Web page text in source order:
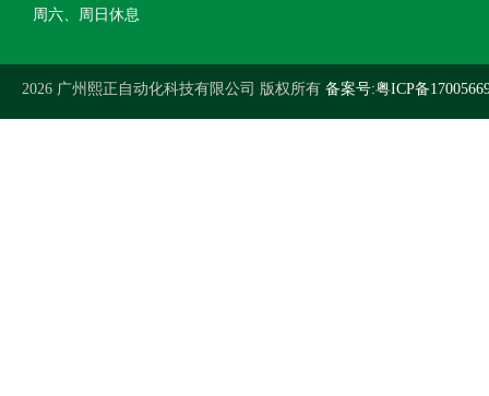
周六、周日休息
2026 广州熙正自动化科技有限公司 版权所有 备案号:粤ICP备